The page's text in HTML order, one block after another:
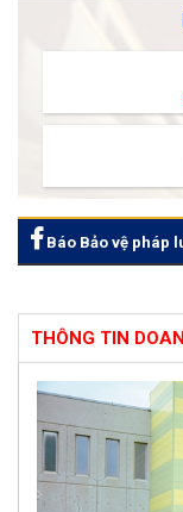
Báo Bảo vệ pháp
THÔNG TIN